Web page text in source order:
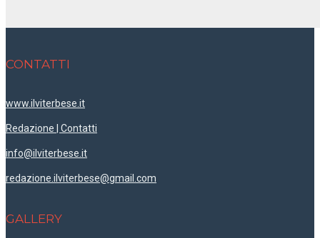
CONTATTI
www.ilviterbese.it
Redazione | Contatti
info@ilviterbese.it
redazione.ilviterbese@gmail.com
GALLERY